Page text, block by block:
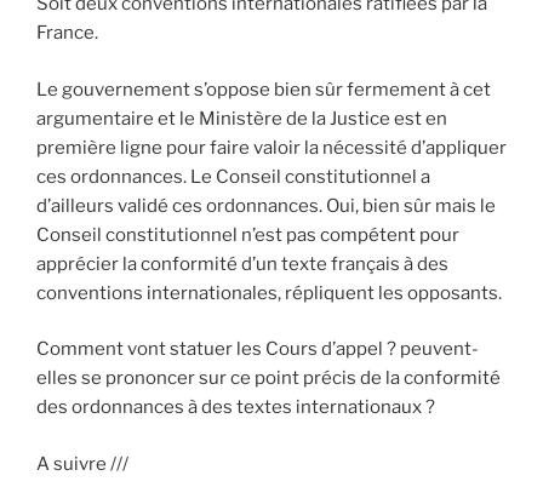
France.
Le gouvernement s’oppose bien sûr fermement à cet
argumentaire et le Ministère de la Justice est en
première ligne pour faire valoir la nécessité d’appliquer
ces ordonnances. Le Conseil constitutionnel a
d’ailleurs validé ces ordonnances. Oui, bien sûr mais le
Conseil constitutionnel n’est pas compétent pour
apprécier la conformité d’un texte français à des
conventions internationales, répliquent les opposants.
Comment vont statuer les Cours d’appel ? peuvent-
elles se prononcer sur ce point précis de la conformité
des ordonnances à des textes internationaux ?
A suivre ///